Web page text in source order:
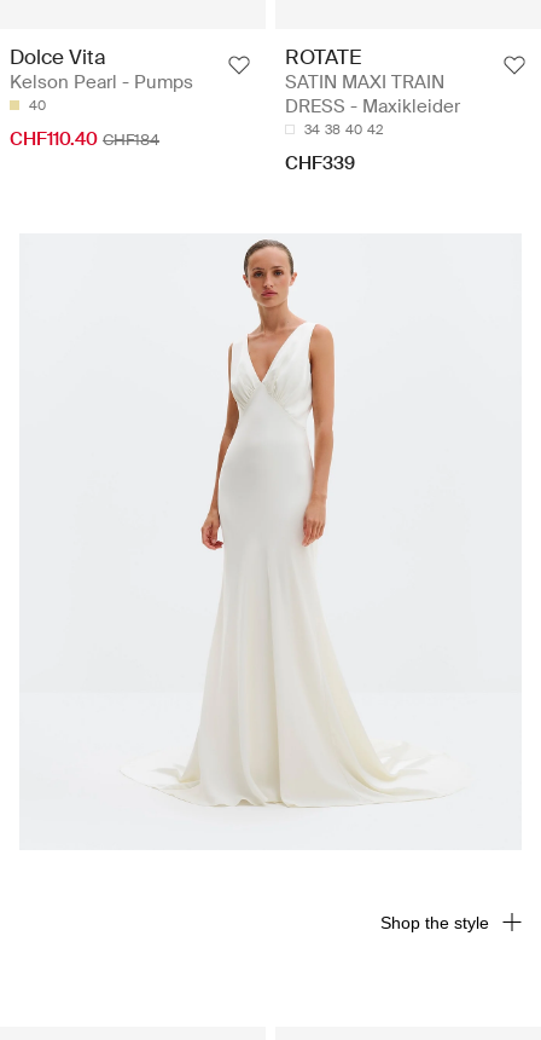
Dolce Vita
Kelson Pearl - Pumps
40
CHF110.40 CHF184
ROTATE
SATIN MAXI TRAIN
DRESS - Maxikleider
34 38 40 42
CHF339
Shop the style